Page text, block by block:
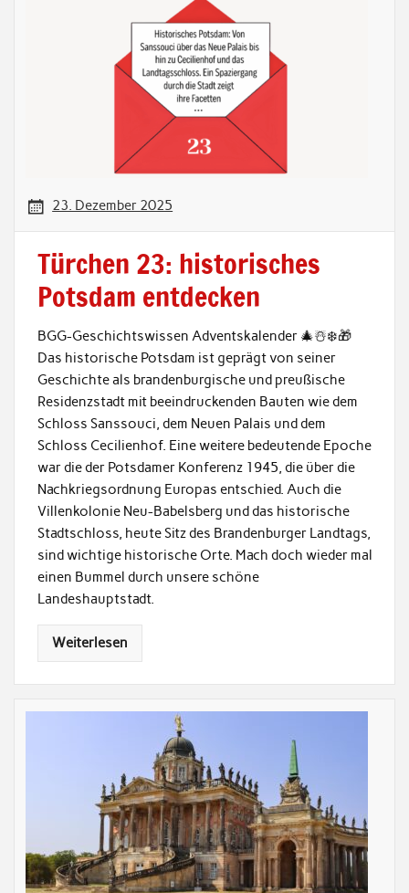
23. Dezember 2025
Türchen 23: historisches
Potsdam entdecken
BGG-Geschichtswissen Adventskalender 🎄☃️❄️🎁
Das historische Potsdam ist geprägt von seiner
Geschichte als brandenburgische und preußische
Residenzstadt mit beeindruckenden Bauten wie dem
Schloss Sanssouci, dem Neuen Palais und dem
Schloss Cecilienhof. Eine weitere bedeutende Epoche
war die der Potsdamer Konferenz 1945, die über die
Nachkriegsordnung Europas entschied. Auch die
Villenkolonie Neu-Babelsberg und das historische
Stadtschloss, heute Sitz des Brandenburger Landtags,
sind wichtige historische Orte. Mach doch wieder mal
einen Bummel durch unsere schöne
Landeshauptstadt.
Weiterlesen